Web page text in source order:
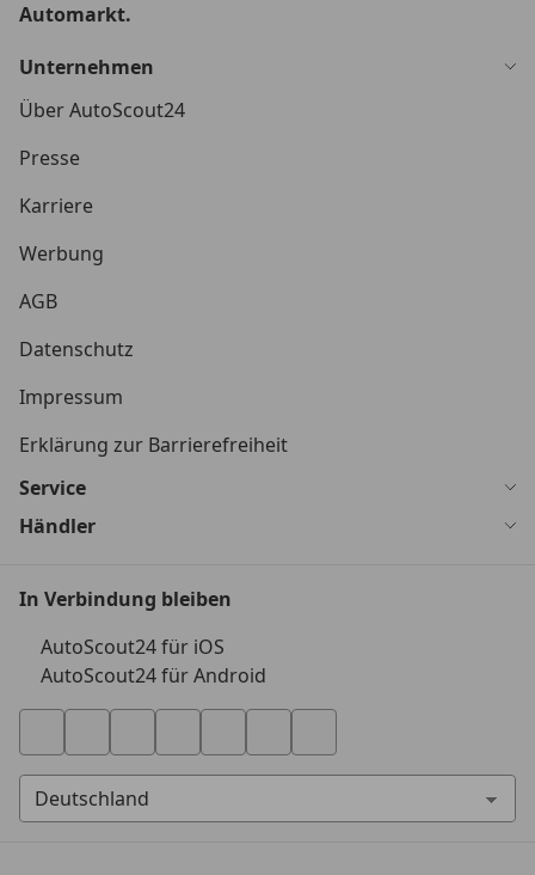
Automarkt.
Unternehmen
Über AutoScout24
Presse
Karriere
Werbung
AGB
Datenschutz
Impressum
Erklärung zur Barrierefreiheit
Service
Händler
In Verbindung bleiben
AutoScout24 für iOS
AutoScout24 für Android